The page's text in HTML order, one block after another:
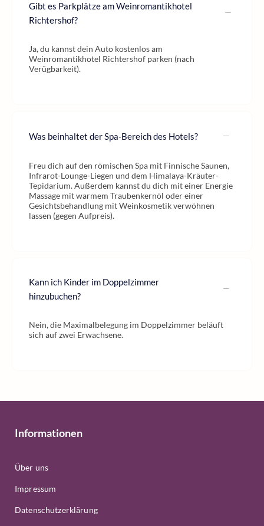
Gibt es Parkplätze am Weinromantikhotel
Richtershof?
Ja, du kannst dein Auto kostenlos am
Weinromantikhotel Richtershof parken (nach
Verügbarkeit).
Was beinhaltet der Spa-Bereich des Hotels?
Freu dich auf den römischen Spa mit Finnische Saunen,
Infrarot-Lounge-Liegen und dem Himalaya-Kräuter-
Tepidarium. Außerdem kannst du dich mit einer Energie
Massage mit warmem Traubenkernöl oder einer
Gesichtsbehandlung mit Weinkosmetik verwöhnen
lassen (gegen Aufpreis).
Kann ich Kinder im Doppelzimmer
hinzubuchen?
Nein, die Maximalbelegung im Doppelzimmer beläuft
sich auf zwei Erwachsene.
Informationen
Über uns
Impressum
Datenschutzerklärung